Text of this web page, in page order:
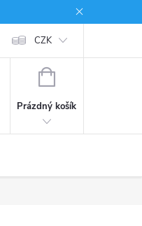
CZK
NÁKUPNÍ
Prázdný košík